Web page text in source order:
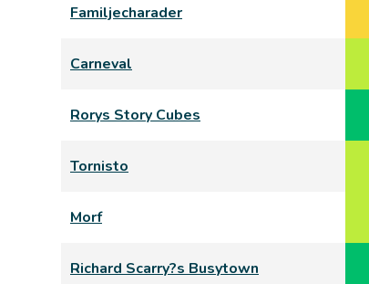
Familjecharader
Carneval
Rorys Story Cubes
Tornisto
Morf
Richard Scarry?s Busytown